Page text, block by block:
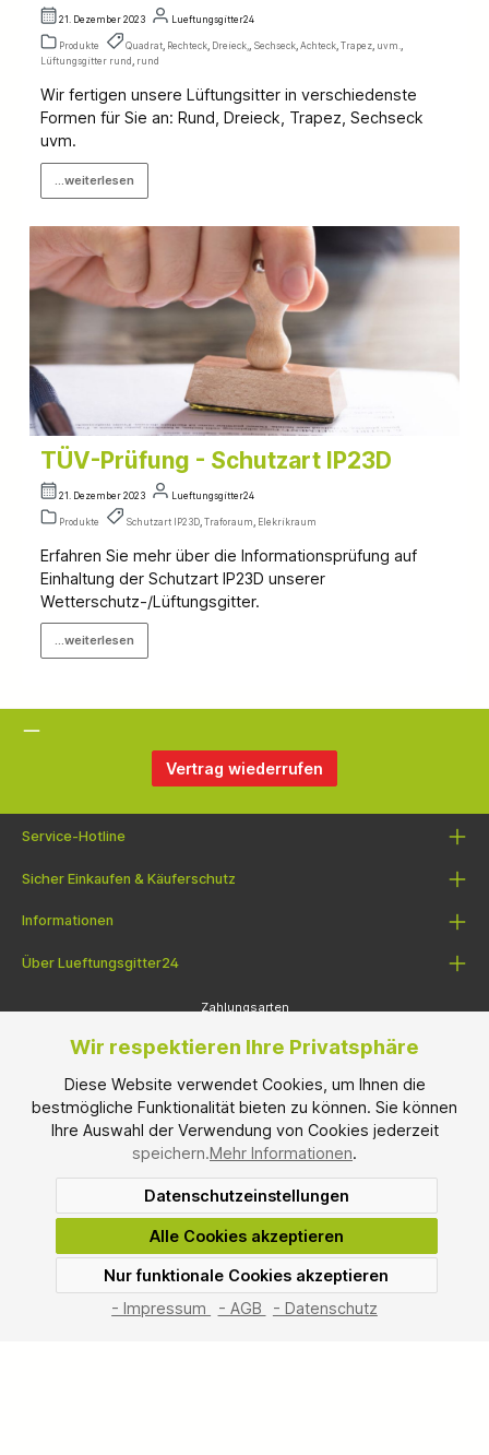
21. Dezember 2023 Lueftungsgitter24
Produkte Quadrat, Rechteck, Dreieck,, Sechseck, Achteck, Trapez, uvm.,
Lüftungsgitter rund , rund
Wir fertigen unsere Lüftungsitter in verschiedenste
Formen für Sie an: Rund, Dreieck, Trapez, Sechseck
uvm.
...weiterlesen
TÜV-Prüfung - Schutzart IP23D
21. Dezember 2023 Lueftungsgitter24
Produkte Schutzart IP23D, Traforaum Elekrikraum
Erfahren Sie mehr über die Informationsprüfung auf
Einhaltung der Schutzart IP23D unserer
Wetterschutz-/Lüftungsgitter.
...weiterlesen
Vertrag wiederrufen
Service-Hotline
Sicher Einkaufen & Käuferschutz
Informationen
Über Lueftungsgitter24
Zahlungsarten
Versandarten
Wir respektieren Ihre Privatsphäre
Diese Website verwendet Cookies, um Ihnen die
bestmögliche Funktionalität bieten zu können. Sie können
Ihre Auswahl der Verwendung von Cookies jederzeit
speichern.Mehr Informationen.
Datenschutzeinstellungen
Alle Cookies akzeptieren
Nur funktionale Cookies akzeptieren
- Impressum
- AGB - Datenschutz
SEHR GUT (4.67 / 5)
Bewertungen bei: shopvote.de ⓘ
Informationen zur Echtheit der Bewertungen